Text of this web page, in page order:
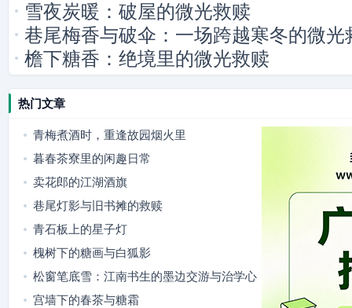
雪夜炭暖：破屋的微光救赎
巷尾梅香与破伞：一场跨越寒冬的微光
檐下糖香：绝境里的微光救赎
热门文章
青梅煮酒时，重逢故园烟火里
暮春茶寮里的闲趣日常
卖花郎的江湖酒旗
巷尾灯影与旧书摊的救赎
青石板上的星子灯
槐树下的糖画与白狐影
松窗笔底雪：江南书生的墨边交游与治学心
迹
宫墙下的春茶与糖霜